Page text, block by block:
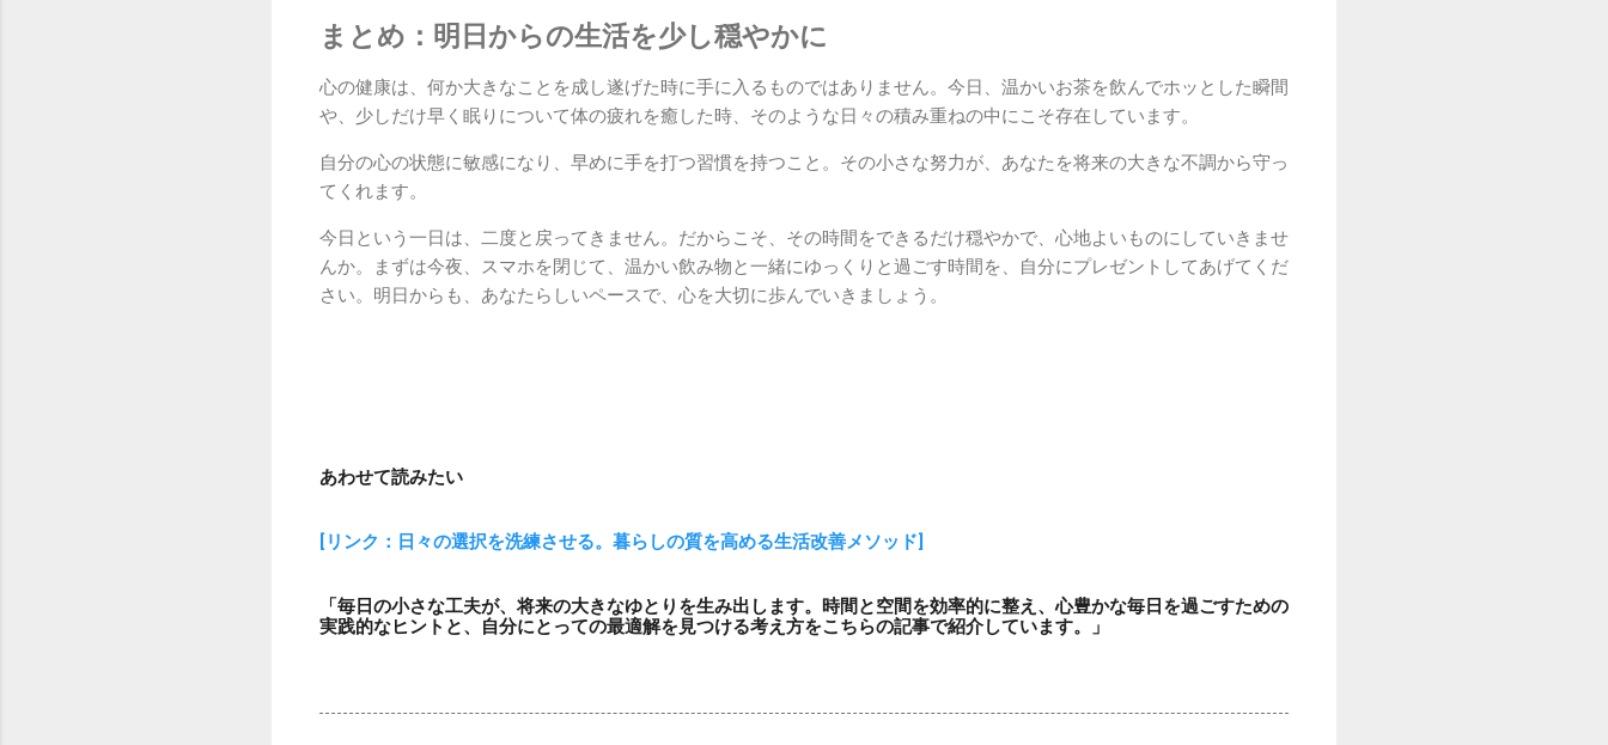
まとめ：明日からの生活を少し穏やかに
心の健康は、何か大きなことを成し遂げた時に手に入るものではありません。今日、温かいお茶を飲んでホッとした瞬間
や、少しだけ早く眠りについて体の疲れを癒した時、そのような日々の積み重ねの中にこそ存在しています。
自分の心の状態に敏感になり、早めに手を打つ習慣を持つこと。その小さな努力が、あなたを将来の大きな不調から守っ
てくれます。
今日という一日は、二度と戻ってきません。だからこそ、その時間をできるだけ穏やかで、心地よいものにしていきませ
んか。まずは今夜、スマホを閉じて、温かい飲み物と一緒にゆっくりと過ごす時間を、自分にプレゼントしてあげてくだ
さい。明日からも、あなたらしいペースで、心を大切に歩んでいきましょう。
あわせて読みたい
[リンク：日々の選択を洗練させる。暮らしの質を高める生活改善メソッド]
「毎日の小さな工夫が、将来の大きなゆとりを生み出します。時間と空間を効率的に整え、心豊かな毎日を過ごすための
実践的なヒントと、自分にとっての最適解を見つける考え方をこちらの記事で紹介しています。」